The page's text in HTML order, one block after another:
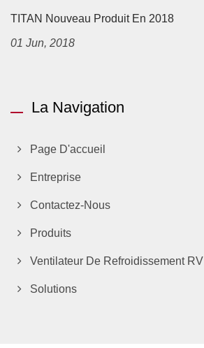
TITAN Nouveau Produit En 2018
01 Jun, 2018
La Navigation
Page D'accueil
Entreprise
Contactez-Nous
Produits
Ventilateur De Refroidissement RV
Solutions